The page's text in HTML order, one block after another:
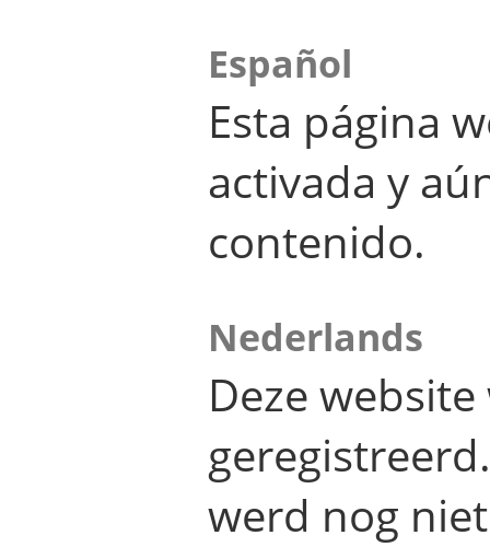
Español
Esta página
activada y
contenido.
Nederlands
Deze
werd nog